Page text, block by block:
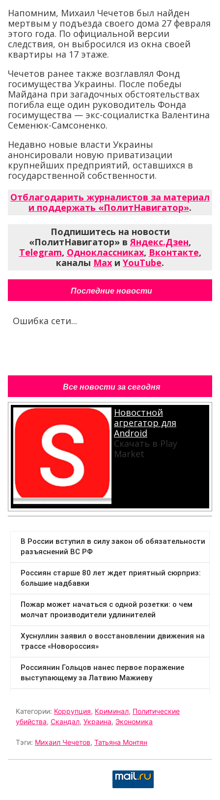
Напомним, Михаил Чечетов был найден
мертвым у подъезда своего дома 27 февраля
этого года. По официальной версии
следствия, он выбросился из окна своей
квартиры на 17 этаже.
Чечетов ранее также возглавлял Фонд
госимущества Украины. После победы
Майдана при загадочных обстоятельствах
погибла еще один руководитель Фонда
госимущества — экс-социалистка Валентина
Семенюк-Самсоненко.
Недавно новые власти Украины
анонсировали новую приватизации
крупнейших предприятий, оставшихся в
государственной собственности.
Отблагодарить журналистов за материал
и поддержать «ПолитНавигатор».
Подпишитесь на новости
«ПолитНавигатор» вЯндекс.Дзен,
Telegram, Одноклассниках, Вконтакте,
каналы Max и YouTube.
Последние новости
Ошибка сети...
Все новости за сегодня
Новостной
агрегатор для
Android
Скачать в Play
Market
Категории: Коррупция, Криминал, Политические
убийства, Скандал, Украина, Экономика
Тэги: Михаил Чечетов, Татьяна Монтян